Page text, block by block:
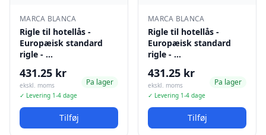
MARCA BLANCA
Rigle til hotellås -
Europæisk standard
rigle - …
431.25 kr
ekskl. moms
✓ Levering 1-4 dage
Pa lager
Tilføj
MARCA BLANCA
Rigle til hotellås -
Europæisk standard
rigle - …
431.25 kr
ekskl. moms
✓ Levering 1-4 dage
Pa lager
Tilføj